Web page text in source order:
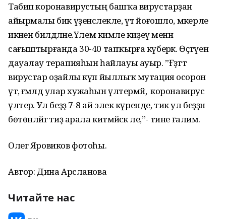
Табип коронавирустың башҡа вирустарҙан
айырмалы бик үҙенсәлекле, үтә йоғошло, мәкерле
икәнен билдәләне.Үлем кимәле киҙеү менән
сағыштырғанда 30-40 тапҡырға күберәк. Өҫтәүенә
дауалау терапияһын һайлауы ауыр. ”Ғәҙәттә
вирустар оҙайлы күп йыллыҡ мутация осорон
үтә, ғәмәлдә улар хужаһын үлтермәй, ә коронавирус
үлтерә. Ул беҙҙә 7-8 ай элек күренде, тик ул беҙҙән
бөтөнләйгә тиҙ арала китмәйәсәк әле,”- тине ғалим.
Олег Яровиков фотоһы.
Автор: Дина Арсланова
Читайте нас